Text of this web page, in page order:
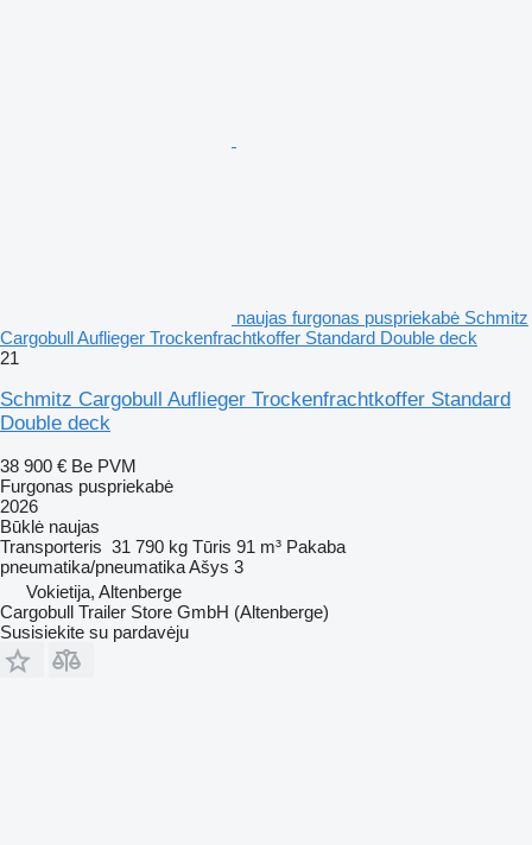
naujas furgonas puspriekabė Schmitz
Cargobull Auflieger Trockenfrachtkoffer Standard Double deck
21
Schmitz Cargobull Auflieger Trockenfrachtkoffer Standard
Double deck
38 900 € Be PVM
Furgonas puspriekabė
2026
Būklė naujas
Transporteris 31 790 kg Tūris 91 m³ Pakaba
pneumatika/pneumatikaAšys 3
Vokietija, Altenberge
Cargobull Trailer Store GmbH (Altenberge)
Susisiekite su pardavėju